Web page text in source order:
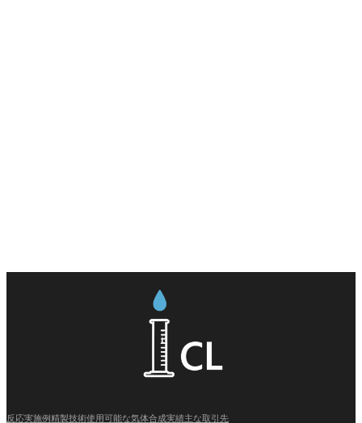
反応実施例精製技術使用可能な気体合成実績主な取引先